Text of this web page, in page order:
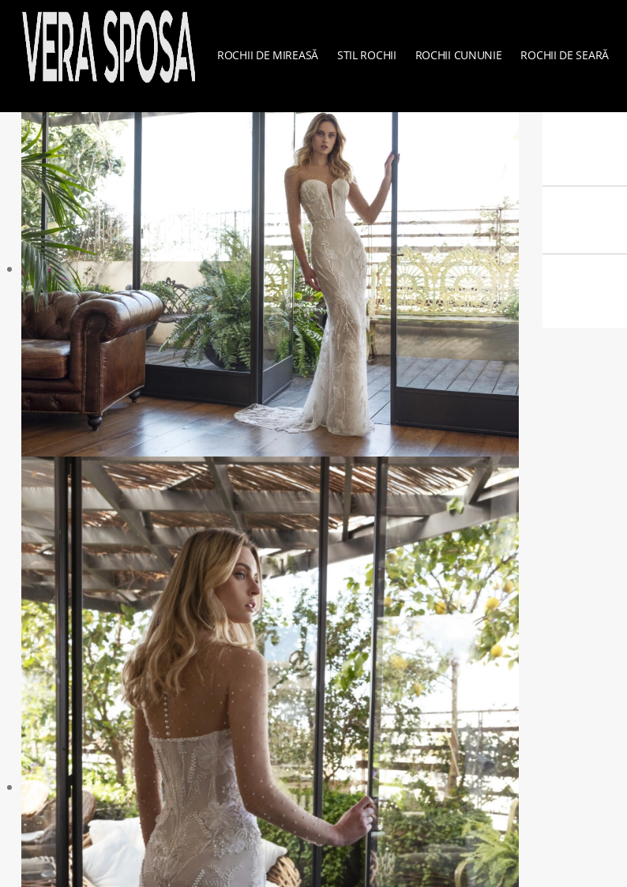
ROCHII DE MIREASĂ STIL ROCHII ROCHII CUNUNIE ROCHII DE SEARĂ